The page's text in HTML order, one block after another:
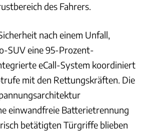
des Fahrers.
nach einem Unfall,
SUV eine 95-Prozent-
eCall-System koordiniert
mit den Rettungskräften. Die
einwandfreie Batterietrennung
betätigten Türgriffe blieben